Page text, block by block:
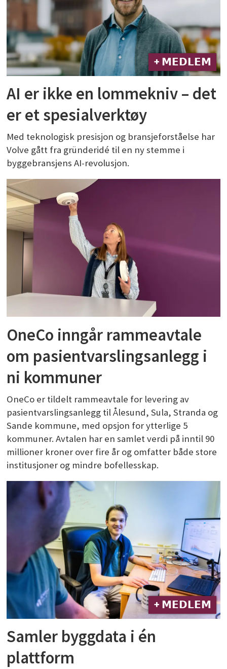
+ 𝗠𝗘𝗗𝗟𝗘𝗠
AI er ikke en lommekniv – det
er et spesialverktøy
Med teknologisk presisjon og bransjeforståelse har
Volve gått fra gründeridé til en ny stemme i
byggebransjens AI-revolusjon.
OneCo inngår rammeavtale
om pasientvarslingsanlegg i
ni kommuner
OneCo er tildelt rammeavtale for levering av
pasientvarslingsanlegg til Ålesund, Sula, Stranda og
Sande kommune, med opsjon for ytterlige 5
kommuner. Avtalen har en samlet verdi på inntil 90
millioner kroner over fire år og omfatter både store
institusjoner og mindre bofellesskap.
+ 𝗠𝗘𝗗𝗟𝗘𝗠
Samler byggdata i én
plattform